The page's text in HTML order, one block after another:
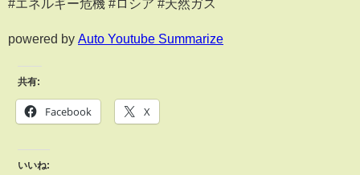
#エネルギー危機 #ロシア #天然ガス
powered by Auto Youtube Summarize
共有:
Facebook X
いいね: